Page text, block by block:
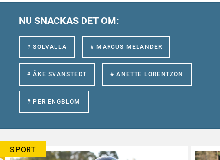
NU SNACKAS DET OM:
# SOLVALLA # MARCUS MELANDER
# ÅKE SVANSTEDT # ANETTE LORENTZON
# PER ENGBLOM
SPORT